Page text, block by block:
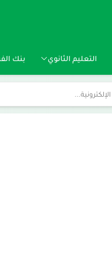
التعليم الثانوي بنك